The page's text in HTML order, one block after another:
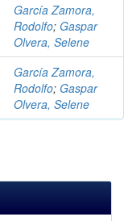
García Zamora,
Rodolfo; Gaspar
Olvera, Selene
García Zamora,
Rodolfo; Gaspar
Olvera, Selene